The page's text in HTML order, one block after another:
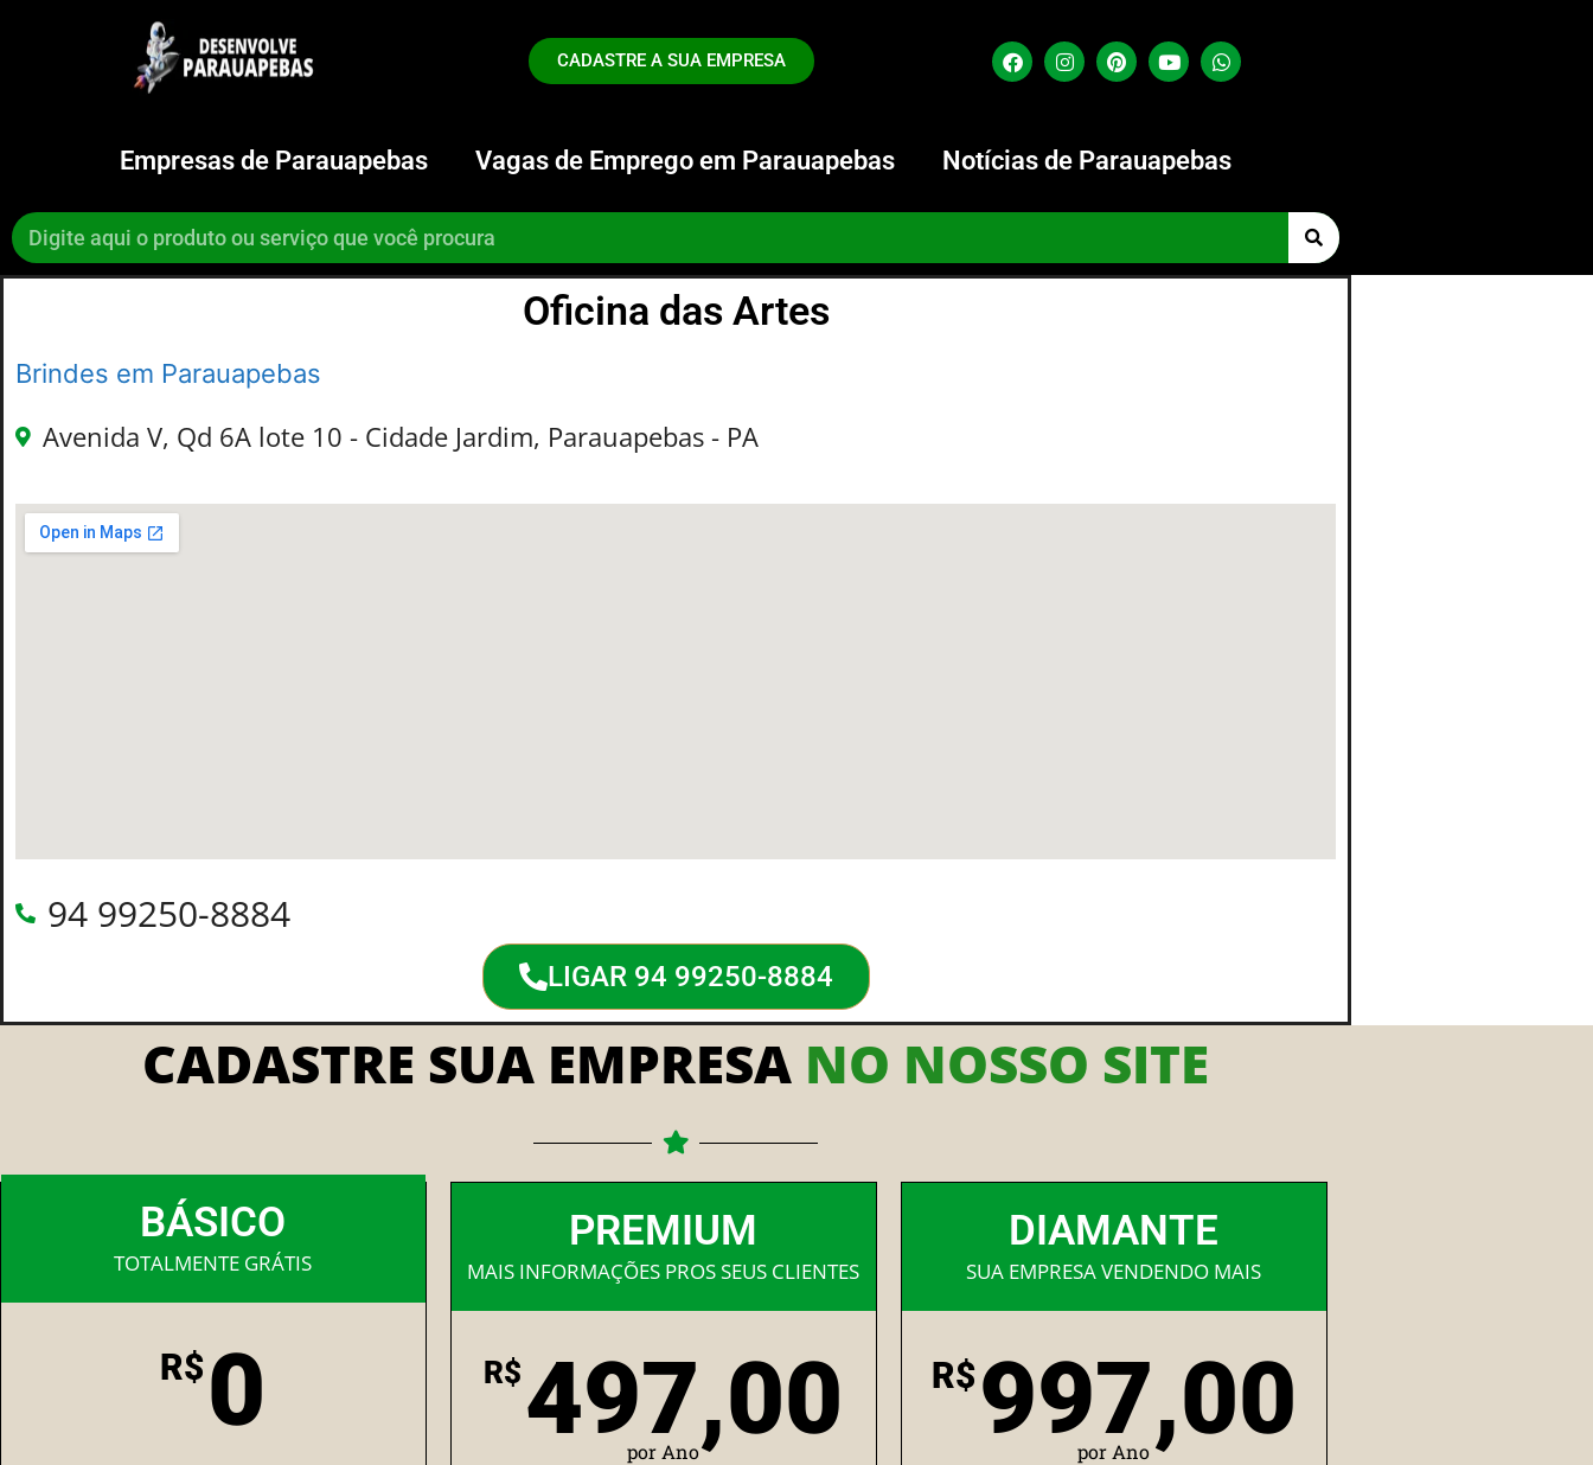
CADASTRE A SUA EMPRESA
Empresas de Parauapebas Vagas de Emprego em Parauapebas Notícias de Parauapebas
Oficina das Artes
Brindes em Parauapebas
Avenida V, Qd 6A lote 10 - Cidade Jardim, Parauapebas - PA
94 99250-8884
LIGAR 94 99250-8884
CADASTRE SUA EMPRESA NO NOSSO SITE
BÁSICO
TOTALMENTE GRÁTIS
R$0
PREMIUM
MAIS INFORMAÇÕES PROS SEUS CLIENTES
R$ 497,00
por Ano
DIAMANTE
SUA EMPRESA VENDENDO MAIS
R$997,00
por Ano